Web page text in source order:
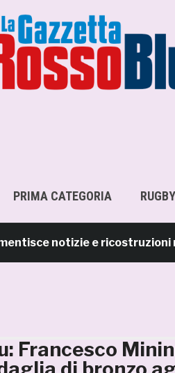
PRIMA CATEGORIA RUGBY
notizie e ricostruzioni
Francesco